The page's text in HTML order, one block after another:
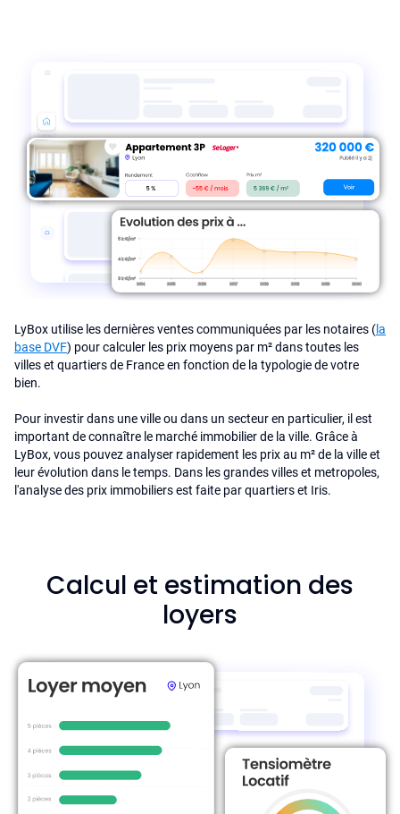
LyBox utilise les dernières ventes communiquées par les notaires (la
base DVF) pour calculer les prix moyens par m² dans toutes les
villes et quartiers de France en fonction de la typologie de votre
bien.
Pour investir dans une ville ou dans un secteur en particulier, il est
important de connaître le marché immobilier de la ville. Grâce à
LyBox, vous pouvez analyser rapidement les prix au m² de la ville et
leur évolution dans le temps. Dans les grandes villes et metropoles,
l'analyse des prix immobiliers est faite par quartiers et Iris.
Calcul et estimation des
loyers